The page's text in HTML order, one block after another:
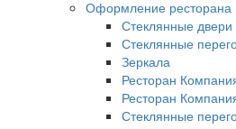
Оформление ресторана
Стеклянные двери
Стеклянные
Зеркала
Ресторан
Ресторан
Стеклянные